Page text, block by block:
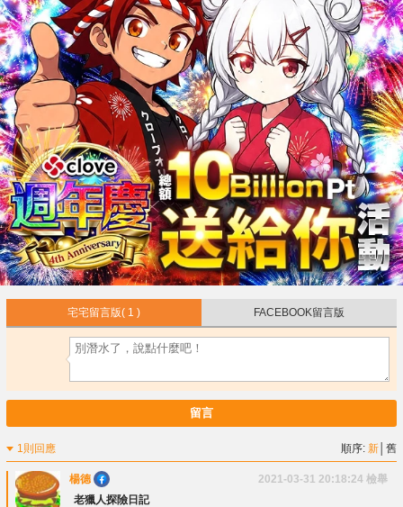
宅宅留言版( 1 ) FACEBOOK留言版
留言
1則回應 順序:新 │舊
楊德 2021-03-31 20:18:24 檢舉
老獵人探險日記